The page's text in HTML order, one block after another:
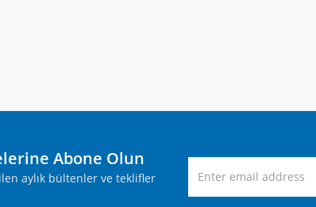
Abone Olun
aylık bültenler ve teklifler